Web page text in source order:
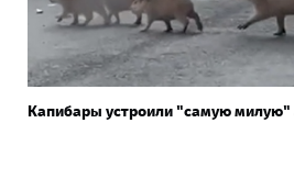
Капибары устроили "самую милую"